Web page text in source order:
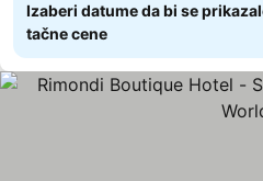
Izaberi datume da bi se
tačne cene